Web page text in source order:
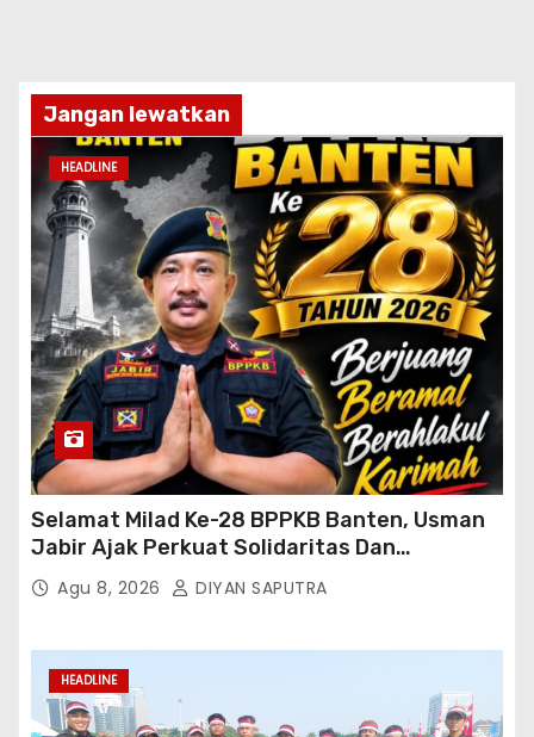
Jangan lewatkan
HEADLINE
Selamat Milad Ke-28 BPPKB Banten, Usman
Jabir Ajak Perkuat Solidaritas Dan
Kebersamaan
Agu 8, 2026 DIYAN SAPUTRA
HEADLINE